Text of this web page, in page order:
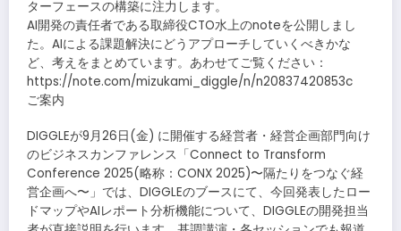
ターフェースの構築に注力します。
AI開発の責任者である取締役CTO水上のnoteを公開しまし
た。AIによる課題解決にどうアプローチしていくべきかな
ど、考えをまとめています。あわせてご覧ください：
https://note.com/mizukami_diggle/n/n20837420853c
ご案内
DIGGLEが9月26日(金) に開催する経営者・経営企画部門向け
のビジネスカンファレンス「Connect to Transform
Conference 2025(略称：CONX 2025)〜隔たりをつなぐ経
営企画へ〜」では、DIGGLEのブースにて、今回発表したロー
ドマップやAIレポート分析機能について、DIGGLEの開発担当